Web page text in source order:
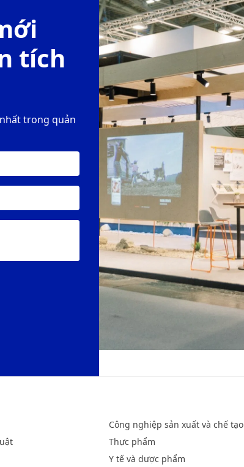
tích
trong quản
Công nghiệp sản xuất và chế tạo
Thực phẩm
Y tế và dược phẩm